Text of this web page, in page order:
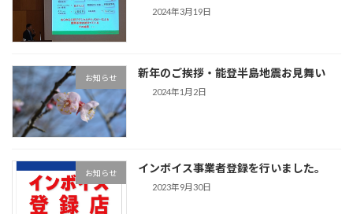
2024年3月19日
お知らせ 新年のご挨拶・能登半島地震お見舞い
2024年1月2日
お知らせ インボイス事業者登録を行いました。
2023年9月30日